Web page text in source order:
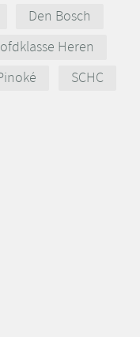
Den Bosch
Heren
SCHC